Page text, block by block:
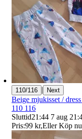
110/116 | Next
Beige mjukisset /
110 116
Sluttid21:44 7 aug
Pris:99 kr,Eller Köp nu